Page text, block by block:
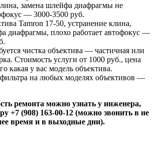
замена шлейфа диафрагмы не
— 3000-3500 руб.
Tamron 17-50, устранение клина,
диафрагмы, плохо работает автофокус —
чистка объектива — частичная или
Стоимость услуги от 1000 руб., цена
какая у вас модель объектива.
на любых моделях объективов —
ремонта можно узнать у инженера,
+7 (908) 163-00-12 (можно звонить в не
время и в выходные дни).